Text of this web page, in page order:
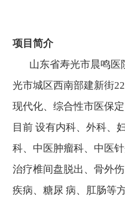
项目简介
山东省寿光市晨鸣医
光市城区西南部建新街
现代化、综合性市医保
目前 设有内科、外科、
科、中医肿瘤科、中医
治疗椎间盘脱出、骨外
疾病、糖尿 病、肛肠等